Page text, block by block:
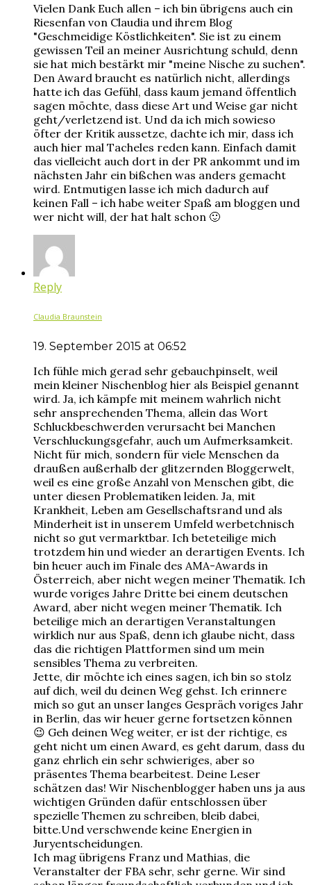
Vielen Dank Euch allen – ich bin übrigens auch ein
Riesenfan von Claudia und ihrem Blog
"Geschmeidige Köstlichkeiten". Sie ist zu einem
gewissen Teil an meiner Ausrichtung schuld, denn
sie hat mich bestärkt mir "meine Nische zu suchen".
Den Award braucht es natürlich nicht, allerdings
hatte ich das Gefühl, dass kaum jemand öffentlich
sagen möchte, dass diese Art und Weise gar nicht
geht/verletzend ist. Und da ich mich sowieso
öfter der Kritik aussetze, dachte ich mir, dass ich
auch hier mal Tacheles reden kann. Einfach damit
das vielleicht auch dort in der PR ankommt und im
nächsten Jahr ein bißchen was anders gemacht
wird. Entmutigen lasse ich mich dadurch auf
keinen Fall – ich habe weiter Spaß am bloggen und
wer nicht will, der hat halt schon 🙂
Reply
Claudia Braunstein
19. September 2015 at 06:52
Ich fühle mich gerad sehr gebauchpinselt, weil
mein kleiner Nischenblog hier als Beispiel genannt
wird. Ja, ich kämpfe mit meinem wahrlich nicht
sehr ansprechenden Thema, allein das Wort
Schluckbeschwerden verursacht bei Manchen
Verschluckungsgefahr, auch um Aufmerksamkeit.
Nicht für mich, sondern für viele Menschen da
draußen außerhalb der glitzernden Bloggerwelt,
weil es eine große Anzahl von Menschen gibt, die
unter diesen Problematiken leiden. Ja, mit
Krankheit, Leben am Gesellschaftsrand und als
Minderheit ist in unserem Umfeld werbetchnisch
nicht so gut vermarktbar. Ich beteteilige mich
trotzdem hin und wieder an derartigen Events. Ich
bin heuer auch im Finale des AMA-Awards in
Österreich, aber nicht wegen meiner Thematik. Ich
wurde voriges Jahre Dritte bei einem deutschen
Award, aber nicht wegen meiner Thematik. Ich
beteilige mich an derartigen Veranstaltungen
wirklich nur aus Spaß, denn ich glaube nicht, dass
das die richtigen Plattformen sind um mein
sensibles Thema zu verbreiten.
Jette, dir möchte ich eines sagen, ich bin so stolz
auf dich, weil du deinen Weg gehst. Ich erinnere
mich so gut an unser langes Gespräch voriges Jahr
in Berlin, das wir heuer gerne fortsetzen können
😉 Geh deinen Weg weiter, er ist der richtige, es
geht nicht um einen Award, es geht darum, dass du
ganz ehrlich ein sehr schwieriges, aber so
präsentes Thema bearbeitest. Deine Leser
schätzen das! Wir Nischenblogger haben uns ja aus
wichtigen Gründen dafür entschlossen über
spezielle Themen zu schreiben, bleib dabei,
bitte.Und verschwende keine Energien in
Juryentscheidungen.
Ich mag übrigens Franz und Mathias, die
Veranstalter der FBA sehr, sehr gerne. Wir sind